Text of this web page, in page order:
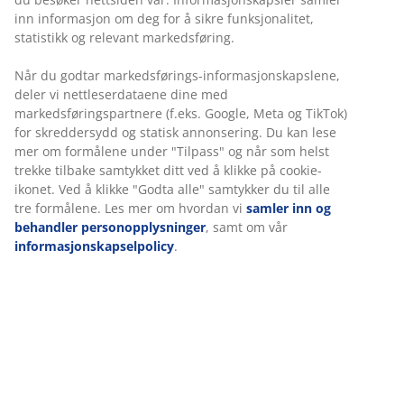
inn informasjon om deg for å sikre funksjonalitet,
statistikk og relevant markedsføring.
Når du godtar markedsførings-informasjonskapslene,
deler vi nettleserdataene dine med
markedsføringspartnere (f.eks. Google, Meta og TikTok)
for skreddersydd og statisk annonsering. Du kan lese
mer om formålene under "Tilpass" og når som helst
trekke tilbake samtykket ditt ved å klikke på cookie-
ikonet. Ved å klikke "Godta alle" samtykker du til alle
tre formålene. Les mer om hvordan vi samler inn og
behandler personopplysninger, samt om vår
informasjonskapselpolicy.